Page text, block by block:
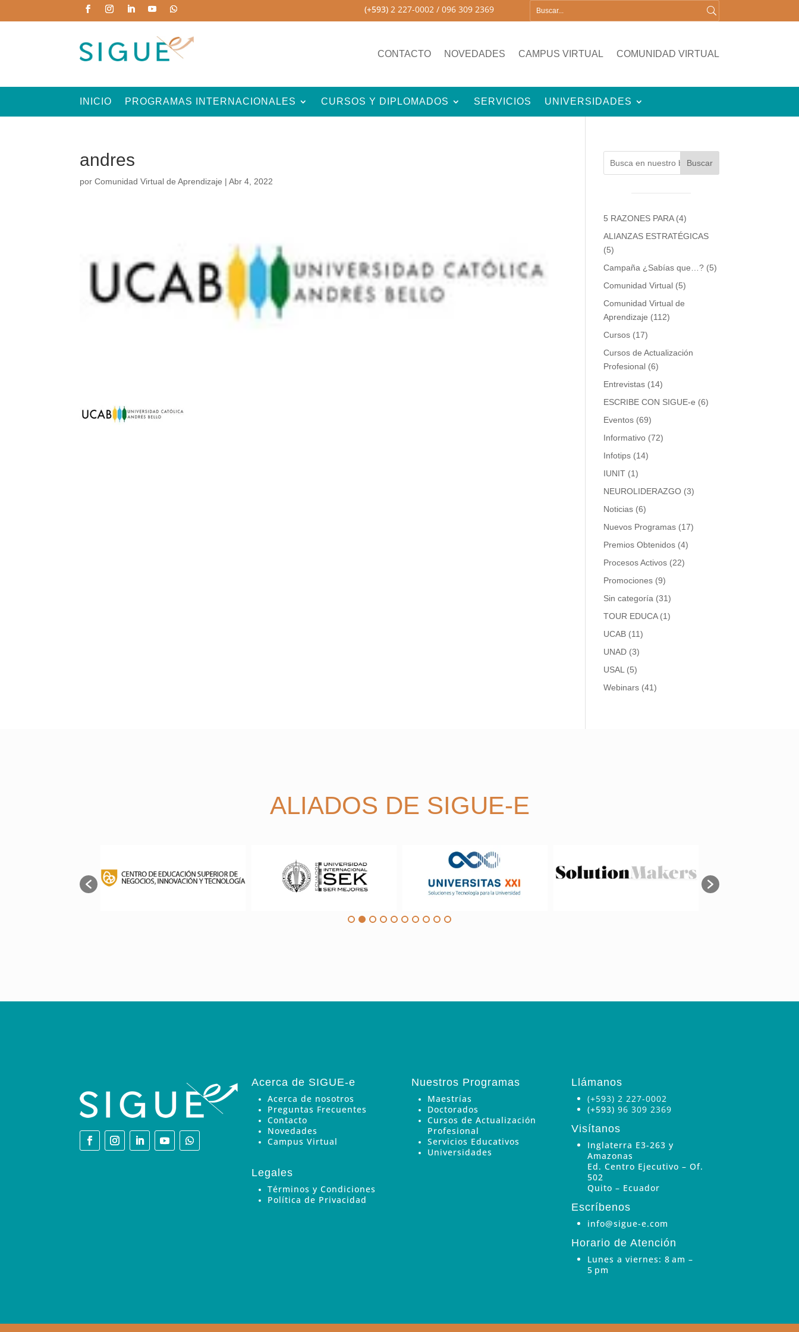
(+593)2 227-0002 / 096 309 2369
CONTACTO NOVEDADES CAMPUS VIRTUAL COMUNIDAD VIRTUAL
INICIO PROGRAMAS INTERNACIONALES CURSOS Y DIPLOMADOS SERVICIOS UNIVERSIDADES
andres
porComunidad Virtual de Aprendizaje |Abr 4, 2022
Buscar
5 RAZONES PARA(4)
ALIANZAS ESTRATÉGICAS
(5)
Campaña ¿Sabías que…? (5)
Comunidad Virtual (5)
Comunidad Virtual de
Aprendizaje (112)
Cursos (17)
Cursos de Actualización
Profesional (6)
Entrevistas (14)
ESCRIBE CON SIGUE-e (6)
Eventos (69)
Informativo (72)
Infotips (14)
IUNIT (1)
NEUROLIDERAZGO (3)
Noticias (6)
Nuevos Programas (17)
Premios Obtenidos (4)
Procesos Activos (22)
Promociones (9)
Sin categoría (31)
TOUR EDUCA(1)
UCAB (11)
UNAD (3)
USAL (5)
Webinars (41)
ALIADOS DE SIGUE-E
Acerca de SIGUE-e
Acerca de nosotros
Preguntas Frecuentes
Contacto
Novedades
Campus Virtual
Legales
Términos y Condiciones
Política de Privacidad
Nuestros Programas
Maestrías
Doctorados
Cursos de Actualización
Profesional
Servicios Educativos
Universidades
Llámanos
(+593) 2 227-0002
(+593) 96 309 2369
Visítanos
Inglaterra E3-263 y
Amazonas
Ed. Centro Ejecutivo – Of.
502
Quito – Ecuador
Escríbenos
info@sigue-e.com
Horario de Atención
Lunes a viernes: 8 am –
5 pm